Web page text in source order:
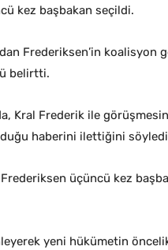
kez başbakan seçildi.
Frederiksen’in koalisyon
belirtti.
Kral Frederik ile
haberini ilettiğini
üçüncü kez
yeni hükümetin